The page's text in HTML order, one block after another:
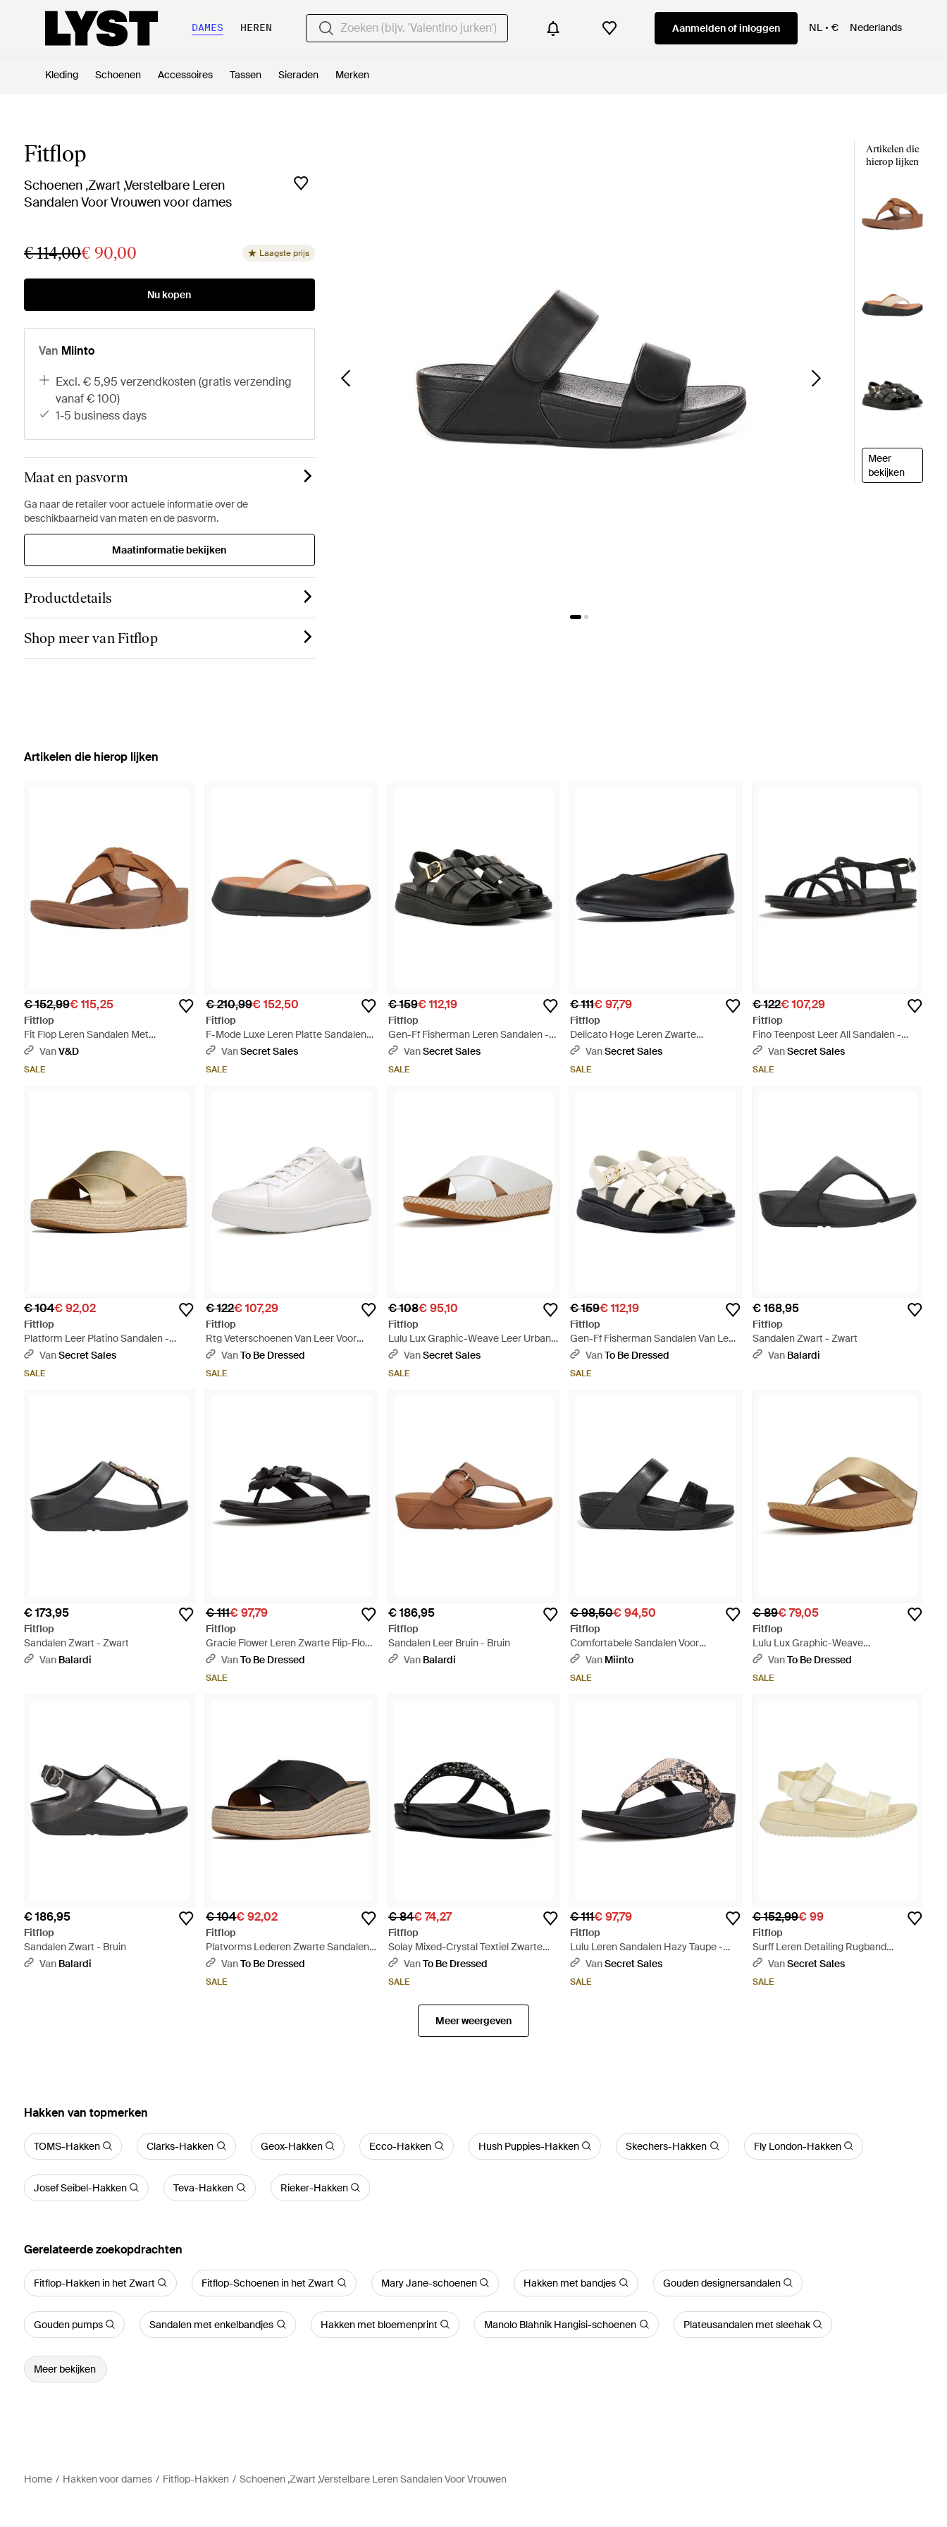
DAMES HEREN Aanmelden of inloggen NL € Nederlands
Kleding Schoenen Accessoires Tassen Sieraden Merken
Fitflop
Schoenen ,Zwart ,Verstelbare Leren
Sandalen Voor Vrouwen voor dames
€ 114,00€ 90,00 Laagste prijs
Nu kopen
Van Miinto
excl. € 5,95 verzendkosten (gratis verzending
vanaf € 100)
1-5 business days
Maat en pasvorm
Ga naar de retailer voor actuele informatie over de
beschikbaarheid van maten en de pasvorm.
Maatinformatie bekijken
Productdetails
Shop meer van Fitflop
Artikelen die
hierop lijken
Meer
bekijken
Artikelen die hierop lijken
€ 152,99€ 115,25
Fitflop
Fit Flop Leren Sandalen Met
Geknoopte Teenband Voor - Bruin
VanV&D
SALE
€ 210,99€ 152,50
Fitflop
F-Mode Luxe Leren Platte Sandalen
Voor - Bruin
VanSecret Sales
SALE
€ 159€ 112,19
Fitflop
Gen-Ff Fisherman Leren Sandalen -
Zwart
VanSecret Sales
SALE
€ 111€ 97,79
Fitflop
Delicato Hoge Leren Zwarte
Ballerina's - Zwart
VanSecret Sales
SALE
€ 122€ 107,29
Fitflop
Fino Teenpost Leer All Sandalen -
Zwart
VanSecret Sales
SALE
€ 104€ 92,02
Fitflop
Platform Leer Platino Sandalen -
Naturel
VanSecret Sales
SALE
€ 122€ 107,29
Fitflop
Rtg Veterschoenen Van Leer Voor
Urban/Zilver Sneakers - Wit
VanTo Be Dressed
SALE
€ 108€ 95,10
Fitflop
Lulu Lux Graphic-Weave Leer Urban
Sandalen - Wit
VanSecret Sales
SALE
€ 159€ 112,19
Fitflop
Gen-Ff Fisherman Sandalen Van Leer
- Naturel
VanTo Be Dressed
SALE
€ 168,95
Fitflop
Sandalen Zwart - Zwart
Van Balardi
€ 173,95
Fitflop
Sandalen Zwart - Zwart
Van Balardi
€ 111€ 97,79
Fitflop
Gracie Flower Leren Zwarte Flip-Flops
- Zwart
VanTo Be Dressed
SALE
€ 186,95
Fitflop
Sandalen Leer Bruin - Bruin
Van Balardi
€ 98,50€ 94,50
Fitflop
Comfortabele Sandalen Voor
Dagelijks Gebruik - Zwart
Van Miinto
SALE
€ 89€ 79,05
Fitflop
Lulu Lux Graphic-Weave
Tussenschoen Leer Platino Sandalen
VanTo Be Dressed
SALE
€ 186,95
Fitflop
Sandalen Zwart - Bruin
Van Balardi
€ 104€ 92,02
Fitflop
Platvorms Lederen Zwarte Sandalen -
Zwart
VanTo Be Dressed
SALE
€ 84€ 74,27
Fitflop
Solay Mixed-Crystal Textiel Zwarte
Sandalen - Zwart
VanTo Be Dressed
SALE
€ 111€ 97,79
Fitflop
Lulu Leren Sandalen Hazy Taupe -
Zwart
VanSecret Sales
SALE
€ 152,99€ 99
Fitflop
Surff Leren Detailing Rugband
Sandalen (Geel) - Naturel
VanSecret Sales
SALE
Meer weergeven
‪Hakken‬ van topmerken
TOMS-Hakken Clarks-Hakken Geox-Hakken Ecco-Hakken Hush Puppies-Hakken Skechers-Hakken Fly London-Hakken
Josef Seibel-Hakken Teva-Hakken Rieker-Hakken
Gerelateerde zoekopdrachten
Fitflop-Hakken in het Zwart Fitflop-Schoenen in het Zwart Mary Jane-schoenen Hakken met bandjes Gouden designersandalen
Gouden pumps Sandalen met enkelbandjes Hakken met bloemenprint Manolo Blahnik Hangisi-schoenen Plateusandalen met sleehak
Meer bekijken
Home Hakken voor dames Fitflop-Hakken Schoenen ,Zwart ,Verstelbare Leren Sandalen Voor Vrouwen